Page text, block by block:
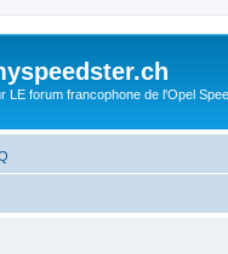
LE forum francophone de l'Opel